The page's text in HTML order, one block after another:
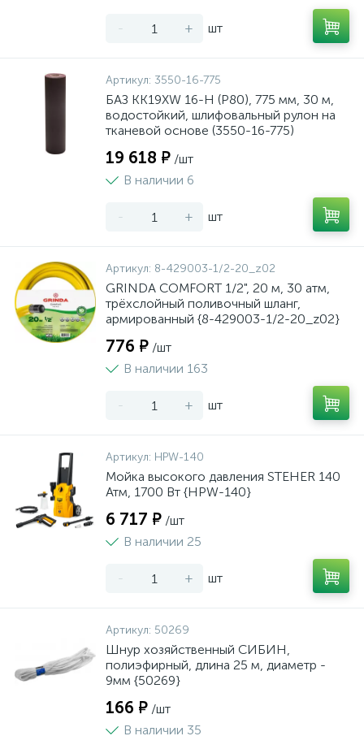
- + шт
Артикул: 3550-16-775
БАЗ KK19XW 16-H (Р80), 775 мм, 30 м,
водостойкий, шлифовальный рулон на
тканевой основе (3550-16-775)
19 618 ₽ /шт
В наличии 6
- + шт
Артикул: 8-429003-1/2-20_z02
GRINDA COMFORT 1/2", 20 м, 30 атм,
трёхслойный поливочный шланг,
армированный {8-429003-1/2-20_z02}
776 ₽ /шт
В наличии 163
- + шт
Артикул: HPW-140
Мойка высокого давления STEHER 140
Атм, 1700 Вт {HPW-140}
6 717 ₽ /шт
В наличии 25
- + шт
Артикул: 50269
Шнур хозяйственный СИБИН,
полиэфирный, длина 25 м, диаметр -
9мм {50269}
166 ₽ /шт
В наличии 35